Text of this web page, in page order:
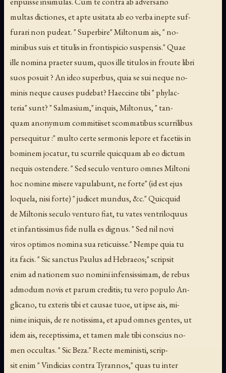
multas dictiones, et apte usitata ab eo verba inepte suf-
furari non pudeat. " Superbire" Miltonum ais, " no-
minibus suis et titulis in frontispicio suspensis." Quae
ille nomina praeter suum, quos ille titulos in froute libri
suos posuit ? An ideo superbus, quia se sui neque no-
minis neque causes pudebat? Haeccine tibi " phylac-
teria" sunt? " Salmasium," inquis, Miltonus, " tan-
quam anonymum commitiiset scommatibus scurrilibus
persequitur :" multo certe sermonis lepore et facetiis in
bominem jocatur, tu scurrile quicquam ab eo dictum
nequis ostendere. " Sed seculo venturo omnes Miltoni
hoc nomine misere vapulabunt, ne forte" (id est ejus
loquela, nisi forte) " judicet mundus, &c." Quicquid
de Miltonis seculo venturo fiat, tu vates ventriloquus
et infantissimus fide nulla es dignus. " Sed nil novi
viros optimos nomina sua reticuisse." Nempe quia tu
ita facis. " Sic sanctus Paulus ad Hebraeos;" scripsit
enim ad nationem suo nomini infensissimam, de rebus
admodum novis et parum creditis; tu vero populo An-
glicano, tu exteris tibi et causae tuoe, ut ipse ais, mi-
nime iniquis, de re notissima, et apud omnes gentes, ut
idem ais, receptissima, et tamen male tibi conscius no-
men occultas. " Sic Beza." Recte meministi, scrip-
sit enim " Vindicias contra Tyrannos," quas tu inter